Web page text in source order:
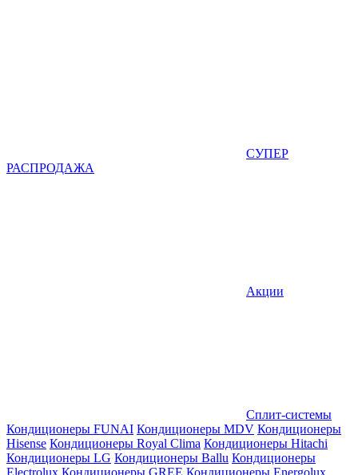
СУПЕР
РАСПРОДАЖА
Акции
Сплит-системы
Кондиционеры FUNAI Кондиционеры MDV Кондиционеры
Hisense Кондиционеры Royal Clima Кондиционеры Hitachi
Кондиционеры LG Кондиционеры Ballu Кондиционеры
Electrolux Кондиционеры GREE Кондиционеры Energolux